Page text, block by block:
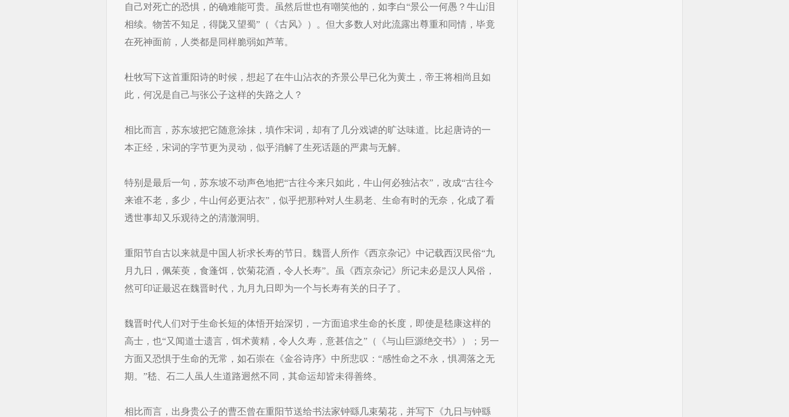
自己对死亡的恐惧，的确难能可贵。虽然后世也有嘲笑他的，如李白“景公一何愚？牛山泪
相续。物苦不知足，得陇又望蜀”（《古风》）。但大多数人对此流露出尊重和同情，毕竟
在死神面前，人类都是同样脆弱如芦苇。
杜牧写下这首重阳诗的时候，想起了在牛山沾衣的齐景公早已化为黄土，帝王将相尚且如
此，何况是自己与张公子这样的失路之人？
相比而言，苏东坡把它随意涂抹，填作宋词，却有了几分戏谑的旷达味道。比起唐诗的一
本正经，宋词的字节更为灵动，似乎消解了生死话题的严肃与无解。
特别是最后一句，苏东坡不动声色地把“古往今来只如此，牛山何必独沾衣”，改成“古往今
来谁不老，多少，牛山何必更沾衣”，似乎把那种对人生易老、生命有时的无奈，化成了看
透世事却又乐观待之的清澈洞明。
重阳节自古以来就是中国人祈求长寿的节日。魏晋人所作《西京杂记》中记载西汉民俗“九
月九日，佩茱萸，食蓬饵，饮菊花酒，令人长寿”。虽《西京杂记》所记未必是汉人风俗，
然可印证最迟在魏晋时代，九月九日即为一个与长寿有关的日子了。
魏晋时代人们对于生命长短的体悟开始深切，一方面追求生命的长度，即使是嵇康这样的
高士，也“又闻道士遗言，饵术黄精，令人久寿，意甚信之”（《与山巨源绝交书》）；另一
方面又恐惧于生命的无常，如石崇在《金谷诗序》中所悲叹：“感性命之不永，惧凋落之无
期。”嵇、石二人虽人生道路迥然不同，其命运却皆未得善终。
相比而言，出身贵公子的曹丕曾在重阳节送给书法家钟繇几束菊花，并写下《九日与钟繇